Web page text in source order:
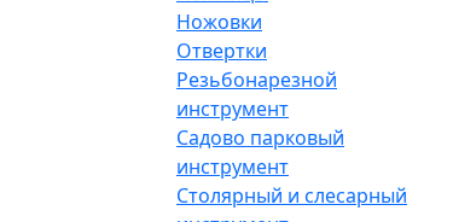
Ножовки
Отвертки
Резьбонарезной
инструмент
Садово парковый
инструмент
Столярный и слесарный